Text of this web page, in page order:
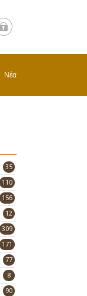
Νέα
35
110
156
12
309
171
77
8
90